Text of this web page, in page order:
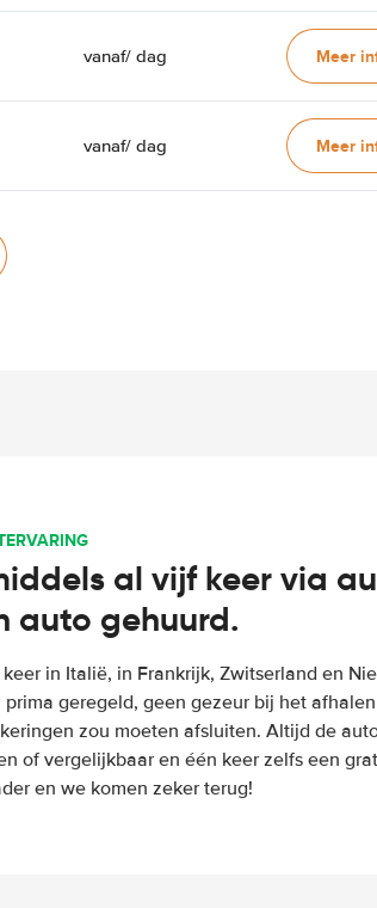
vanaf/ dag Meer
vanaf/ dag Meer
al vijf keer via
auto gehuurd.
keer in Italië, in Frankrijk, Zwitserland en
prima geregeld, geen gezeur bij het
zou moeten afsluiten. Altijd de
of vergelijkbaar en één keer zelfs een
en we komen zeker terug!